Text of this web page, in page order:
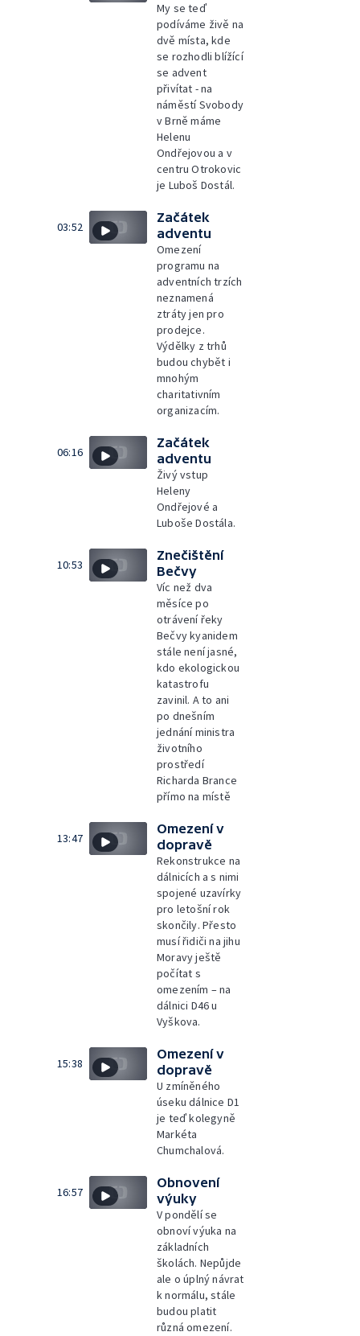
My se teď
podíváme živě na
dvě místa, kde
se rozhodli blížící
se advent
přivítat - na
náměstí Svobody
v Brně máme
Helenu
Ondřejovou a v
centru Otrokovic
je Luboš Dostál.
03:52
Začátek
adventu
Omezení
programu na
adventních trzích
neznamená
ztráty jen pro
prodejce.
Výdělky z trhů
budou chybět i
mnohým
charitativním
organizacím.
06:16
Začátek
adventu
Živý vstup
Heleny
Ondřejové a
Luboše Dostála.
10:53
Znečištění
Bečvy
Víc než dva
měsíce po
otrávení řeky
Bečvy kyanidem
stále není jasné,
kdo ekologickou
katastrofu
zavinil. A to ani
po dnešním
jednání ministra
životního
prostředí
Richarda Brance
přímo na místě
13:47
Omezení v
dopravě
Rekonstrukce na
dálnicích a s nimi
spojené uzavírky
pro letošní rok
skončily. Přesto
musí řidiči na jihu
Moravy ještě
počítat s
omezením – na
dálnici D46 u
Vyškova.
15:38
Omezení v
dopravě
U zmíněného
úseku dálnice D1
je teď kolegyně
Markéta
Chumchalová.
16:57
Obnovení
výuky
V pondělí se
obnoví výuka na
základních
školách. Nepůjde
ale o úplný návrat
k normálu, stále
budou platit
různá omezení.